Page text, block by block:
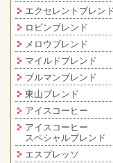
エクセレントブレン
ロビンブレンド
メロウブレンド
マイルドブレンド
ブルマンブレンド
東山ブレンド
アイスコーヒー
アイスコーヒー
スペシャルブレンド
エスプレッソ